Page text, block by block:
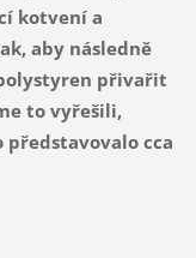
kotvení a
aby následně
přivařit
to vyřešili,
cca